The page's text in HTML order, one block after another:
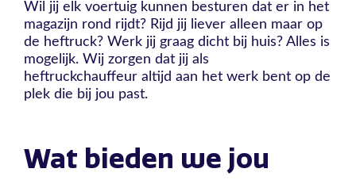
Wil jij elk voertuig kunnen besturen dat er in het
magazijn rond rijdt? Rijd jij liever alleen maar op
de heftruck? Werk jij graag dicht bij huis? Alles is
mogelijk. Wij zorgen dat jij als
heftruckchauffeur altijd aan het werk bent op de
plek die bij jou past.
Wat bieden we jou